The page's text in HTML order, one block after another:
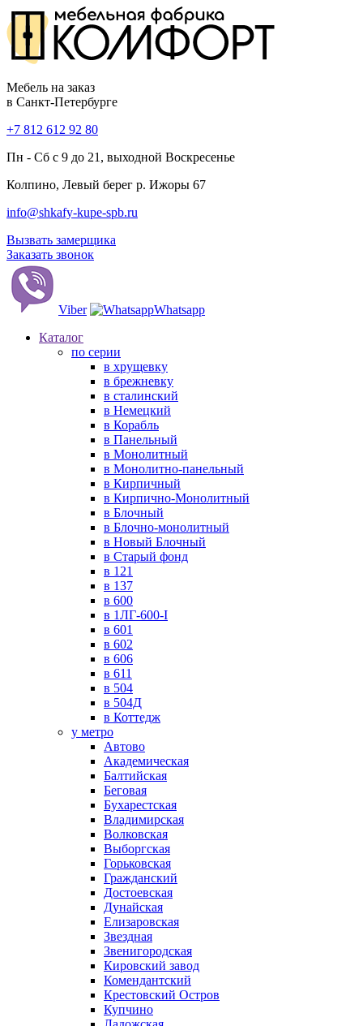
Мебель на заказ
в Санкт-Петербурге
+7 812 612 92 80
Пн - Сб с 9 до 21, выходной Воскресенье
Колпино, Левый берег р. Ижоры 67
info@shkafy-kupe-spb.ru
Вызвать замерщика
Заказать звонок
Viber
Whatsapp
Каталог
по серии
в хрущевку
в брежневку
в сталинский
в Немецкий
в Корабль
в Панельный
в Монолитный
в Монолитно-панельный
в Кирпичный
в Кирпично-Монолитный
в Блочный
в Блочно-монолитный
в Новый Блочный
в Старый фонд
в 121
в 137
в 600
в 1ЛГ-600-I
в 601
в 602
в 606
в 611
в 504
в 504Д
в Коттедж
у метро
Автово
Академическая
Балтийская
Беговая
Бухарестская
Владимирская
Волковская
Выборгская
Горьковская
Гражданский
Достоевская
Дунайская
Елизаровская
Звездная
Звенигородская
Кировский завод
Комендантский
Крестовский Остров
Купчино